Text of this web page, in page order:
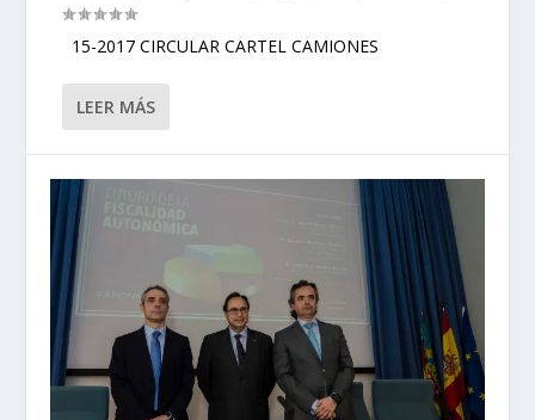
15-2017 CIRCULAR CARTEL CAMIONES
LEER MÁS